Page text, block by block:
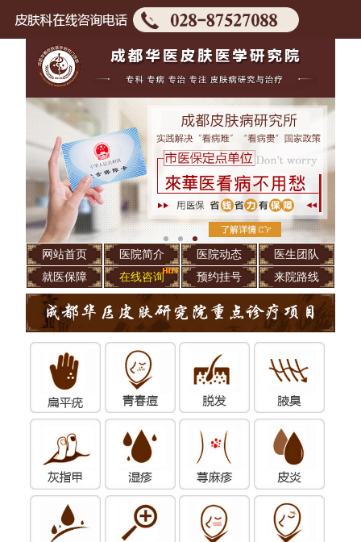
网站首页 医院简介 医院动态
医生团队
就医保障
在线咨询 预约挂号 来院路线